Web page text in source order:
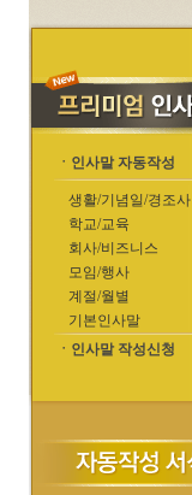
ㆍ인사말 자동작성
생활/기념일/경조사
학교/교육
회사/비즈니스
모임/행사
계절/월별
기본인사말
ㆍ인사말 작성신청